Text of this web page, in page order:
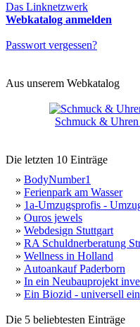
Das Linknetzwerk
Webkatalog anmelden
Passwort vergessen?
Aus unserem Webkatalog
Schmuck &
Die letzten 10 Einträge
» BodyNumber1
» Ferienpark am Wasser
» 1a-Umzugsprofis -
» Ouros jewels
» Webdesign Stuttgart
» RA Schuldnerberatung
» Wellness in Holland
» Autoankauf Paderborn
» In ein Neubauprojekt
» Ein Biozid - universell
Die 5 beliebtesten Einträge